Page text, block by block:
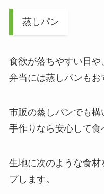
蒸しパン
食欲が落ちやすい日
弁当には蒸しパンもお
市販の蒸しパンでも
手作りなら安心して食
生地に次のような食
プします。